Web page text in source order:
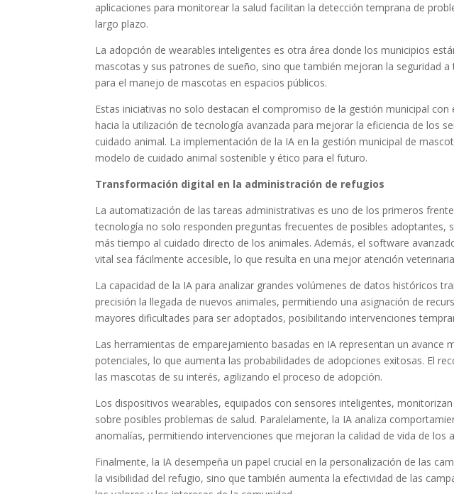
aplicaciones para monitorear la salud facilitan la detección temprana de
largo plazo.
La adopción de wearables inteligentes es otra área donde los municipios
mascotas y sus patrones de sueño, sino que también mejoran la seguridad
para el manejo de mascotas en espacios públicos.
Estas iniciativas no solo destacan el compromiso de la gestión municipal
hacia la utilización de tecnología avanzada para mejorar la eficiencia de los
cuidado animal. La implementación de la IA en la gestión municipal de
modelo de cuidado animal sostenible y ético para el futuro.
Transformación digital en la administración de refugios
La automatización de las tareas administrativas es uno de los primeros
tecnología no solo responden preguntas frecuentes de posibles
más tiempo al cuidado directo de los animales. Además, el software
vital sea fácilmente accesible, lo que resulta en una mejor atención
La capacidad de la IA para analizar grandes volúmenes de datos históricos
precisión la llegada de nuevos animales, permitiendo una asignación de
mayores dificultades para ser adoptados, posibilitando intervenciones
Las herramientas de emparejamiento basadas en IA representan un
potenciales, lo que aumenta las probabilidades de adopciones exitosas. El
las mascotas de su interés, agilizando el proceso de adopción.
Los dispositivos wearables, equipados con sensores inteligentes,
sobre posibles problemas de salud. Paralelamente, la IA analiza
anomalías, permitiendo intervenciones que mejoran la calidad de vida de los
Finalmente, la IA desempeña un papel crucial en la personalización de las
la visibilidad del refugio, sino que también aumenta la efectividad de las